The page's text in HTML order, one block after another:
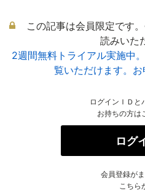
この記事は会員限定です
読みいた
2週間無料トライアル実施中
覧いただけます。
ログインＩＤと
お持ちの方は
ログ
会員登録が
こちら